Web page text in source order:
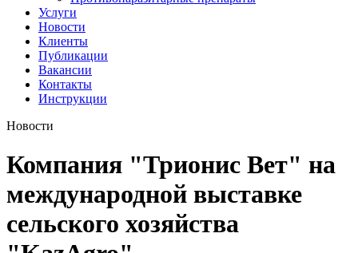
Услуги
Новости
Клиенты
Публикации
Вакансии
Контакты
Инструкции
Новости
Компания "Трионис Вет" на
международной выставке
сельского хозяйства